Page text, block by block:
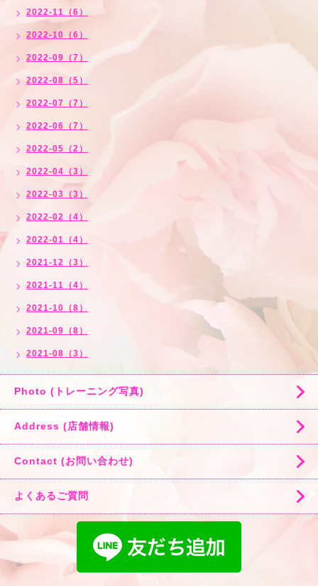
2022-11（6）
2022-10（6）
2022-09（7）
2022-08（5）
2022-07（7）
2022-06（7）
2022-05（2）
2022-04（3）
2022-03（3）
2022-02（4）
2022-01（4）
2021-12（3）
2021-11（4）
2021-10（8）
2021-09（8）
2021-08（3）
Photo (トレーニング写真)
Address (店舗情報)
Contact (お問い合わせ)
よくあるご質問